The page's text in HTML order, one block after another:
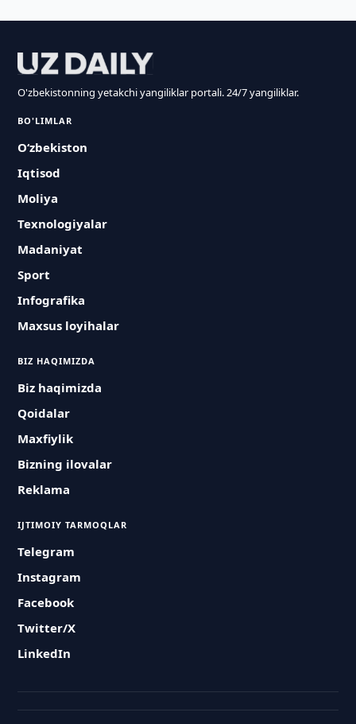
O'zbekistonning yetakchi yangiliklar portali. 24/7 yangiliklar.
BO'LIMLAR
O‘zbekiston
Iqtisod
Moliya
Texnologiyalar
Madaniyat
Sport
Infografika
Maxsus loyihalar
BIZ HAQIMIZDA
Biz haqimizda
Qoidalar
Maxfiylik
Bizning ilovalar
Reklama
IJTIMOIY TARMOQLAR
Telegram
Instagram
Facebook
Twitter/X
LinkedIn